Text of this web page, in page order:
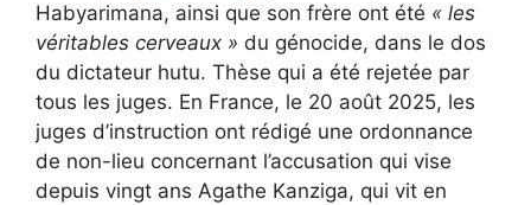
Habyarimana, ainsi que son frère ont été « les
véritables cerveaux » du génocide, dans le dos
du dictateur hutu. Thèse qui a été rejetée par
tous les juges. En France, le 20 août 2025, les
juges d’instruction ont rédigé une ordonnance
de non-lieu concernant l’accusation qui vise
depuis vingt ans Agathe Kanziga, qui vit en